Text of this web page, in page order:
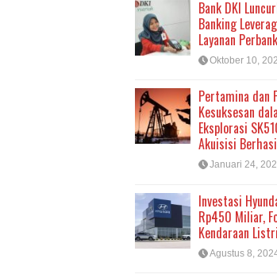
Bank DKI
Banking
Layanan
Oktober 10,
Pertamina dan
Kesuksesan
Eksplorasi
Akuisisi
Januari 24,
Investasi
Rp450 Miliar,
Kendaraan
Agustus 8,